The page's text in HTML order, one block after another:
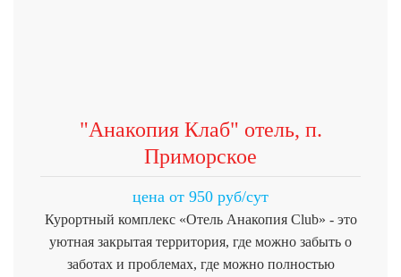
"Анакопия Клаб" отель, п.
Приморское
цена от 950 руб/сут
Курортный комплекс «Отель Анакопия Club» - это
уютная закрытая территория, где можно забыть о
заботах и проблемах, где можно полностью